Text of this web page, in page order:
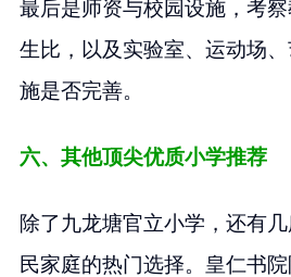
最后是师资与校园设施，考
生比，以及实验室、运动场
施是否完善。
六、其他顶尖优质小学推荐
除了九龙塘官立小学，还有
民家庭的热门选择。皇仁书